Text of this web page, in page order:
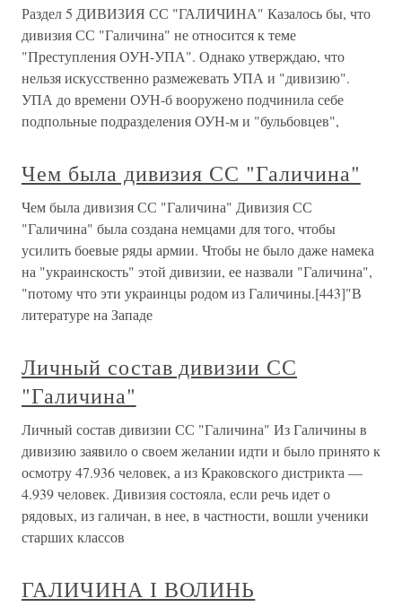
Раздел 5 ДИВИЗИЯ СС "ГАЛИЧИНА" Казалось бы, что
дивизия СС "Галичина" не относится к теме
"Преступления ОУН-УПА". Однако утверждаю, что
нельзя искусственно размежевать УПА и "дивизию".
УПА до времени ОУН-б вооружено подчинила себе
подпольные подразделения ОУН-м и "бульбовцев",
Чем была дивизия СС "Галичина"
Чем была дивизия СС "Галичина" Дивизия СС
"Галичина" была создана немцами для того, чтобы
усилить боевые ряды армии. Чтобы не было даже намека
на "украинскость" этой дивизии, ее назвали "Галичина",
"потому что эти украинцы родом из Галичины.[443]"В
литературе на Западе
Личный состав дивизии СС
"Галичина"
Личный состав дивизии СС "Галичина" Из Галичины в
дивизию заявило о своем желании идти и было принято к
осмотру 47.936 человек, а из Краковского дистрикта —
4.939 человек. Дивизия состояла, если речь идет о
рядовых, из галичан, в нее, в частности, вошли ученики
старших классов
ГАЛИЧИНА І ВОЛИНЬ